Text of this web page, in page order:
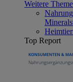
Weitere
Top Report